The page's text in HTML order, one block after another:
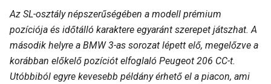
Az SL-osztály népszerűségében a modell prémium
pozíciója és időtálló karaktere egyaránt szerepet játszhat. A
második helyre a BMW 3-as sorozat lépett elő, megelőzve a
korábban előkelő pozíciót elfoglaló Peugeot 206 CC-t.
Utóbbiból egyre kevesebb példány érhető el a piacon, ami